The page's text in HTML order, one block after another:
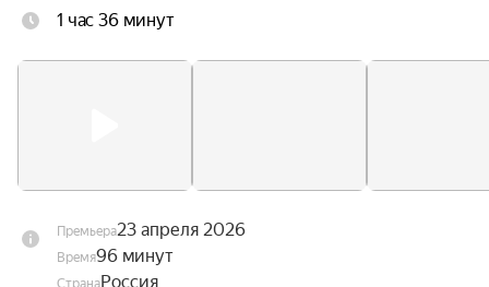
втянули в масштабную аферу по хищению
попадает в переполненную общую камеру
1 час 36 минут
Премьера23 апреля 2026
Время96 минут
СтранаРоссия